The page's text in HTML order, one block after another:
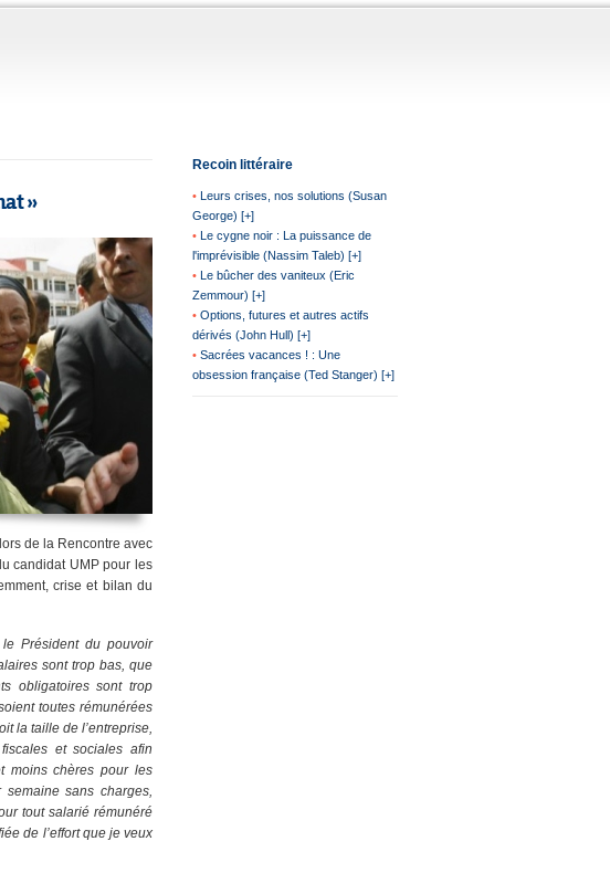
»
de la Rencontre avec
candidat UMP pour les
crise et bilan du
Président du pouvoir
sont trop bas, que
obligatoires sont trop
toutes rémunérées
la taille de l’entreprise,
et sociales afin
moins chères pour les
sans charges,
tout salarié rémunéré
de l’effort que je veux
Recoin littéraire
• Leurs crises, nos solutions (Susan
George) [+]
• Le cygne noir : La puissance de
l'imprévisible (Nassim Taleb) [+]
• Le bûcher des vaniteux (Eric
Zemmour) [+]
• Options, futures et autres actifs
dérivés (John Hull) [+]
• Sacrées vacances ! : Une
obsession française (Ted Stanger) [+]